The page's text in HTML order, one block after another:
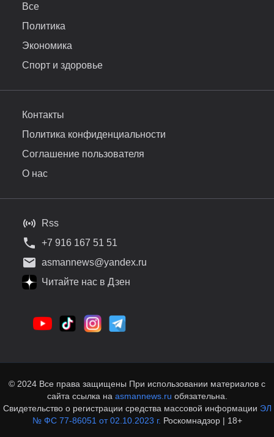
Все
Политика
Экономика
Спорт и здоровье
Контакты
Политика конфиденциальности
Соглашение пользователя
О нас
Rss
+7 916 167 51 51
asmannews@yandex.ru
Читайте нас в Дзен
© 2024 Все права защищены При использовании материалов с
сайта ссылка на asmannews.ru обязательна.
Свидетельство о регистрации средства массовой информации ЭЛ
№ ФС 77-86051 от 02.10.2023 г. Роскомнадзор | 18+